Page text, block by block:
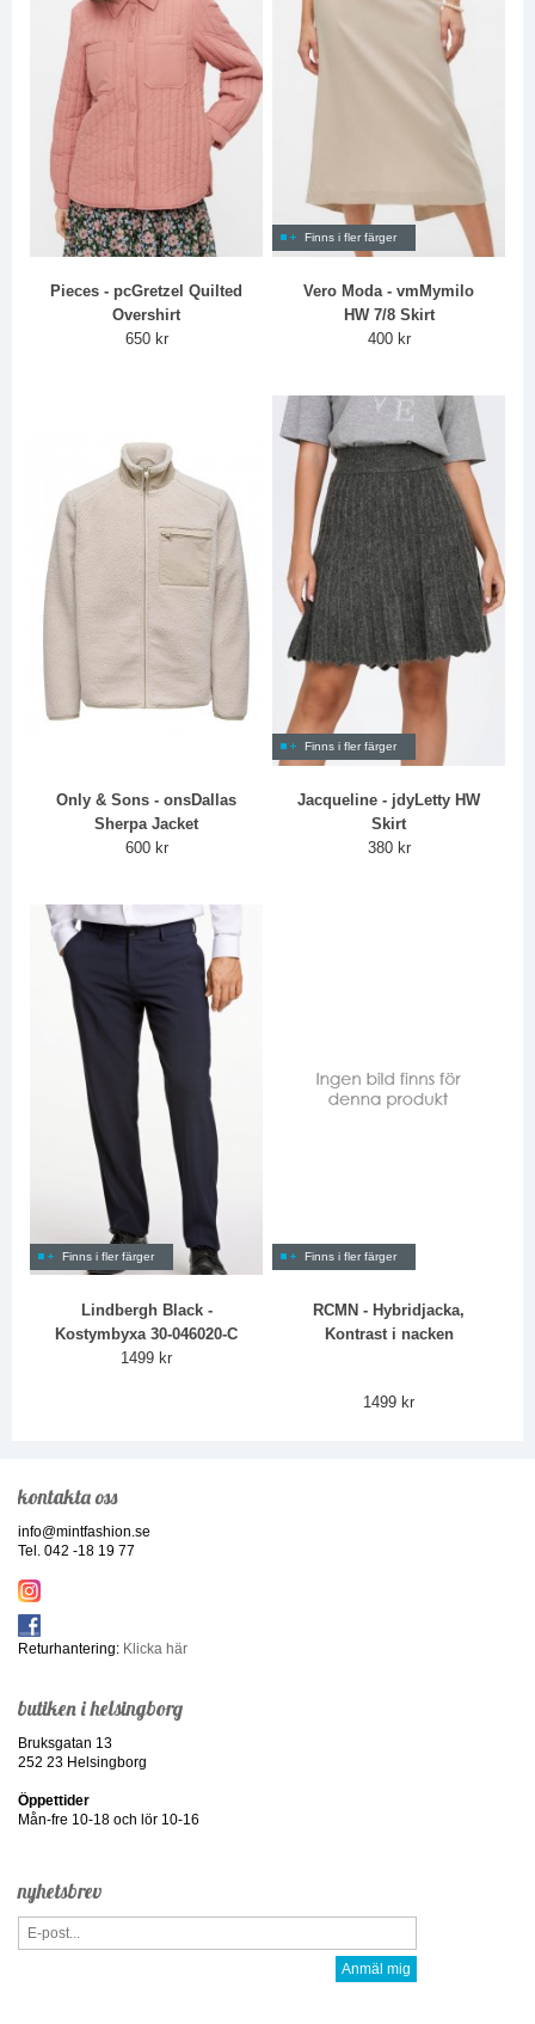
Pieces - pcGretzel Quilted
Overshirt
650 kr
Finns i fler färger
Vero Moda - vmMymilo
HW 7/8 Skirt
400 kr
Only & Sons - onsDallas
Sherpa Jacket
600 kr
Finns i fler färger
Jacqueline - jdyLetty HW
Skirt
380 kr
Finns i fler färger
Lindbergh Black -
Kostymbyxa 30-046020-C
1499 kr
Finns i fler färger
RCMN - Hybridjacka,
Kontrast i nacken
1499 kr
kontakta oss
info@mintfashion.se
Tel. 042 -18 19 77
Returhantering: Klicka här
butiken i helsingborg
Bruksgatan 13
252 23 Helsingborg
Öppettider
Mån-fre 10-18 och lör 10-16
nyhetsbrev
Anmäl mig